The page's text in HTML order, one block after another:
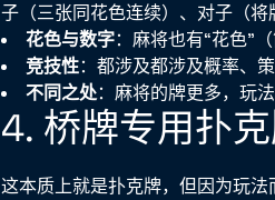
子（三张同花色连续）、对子（将
花色与数字：麻将也有“花色”
竞技性：都涉及都涉及概率、
不同之处：麻将的牌更多，玩
4. 桥牌专用扑
这本质上就是扑克牌，但因为玩法